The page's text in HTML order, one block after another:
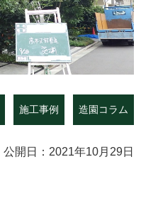
施工事例 造園コラム
公開日：2021年10月29日